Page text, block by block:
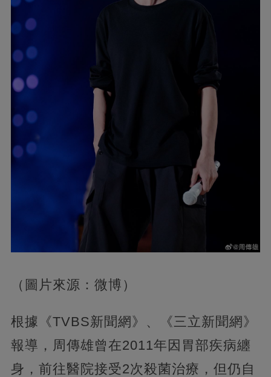
（圖片來源：微博）
根據《TVBS新聞網》、《三立新聞網》
報導，周傳雄曾在2011年因胃部疾病纏
身，前往醫院接受2次殺菌治療，但仍自